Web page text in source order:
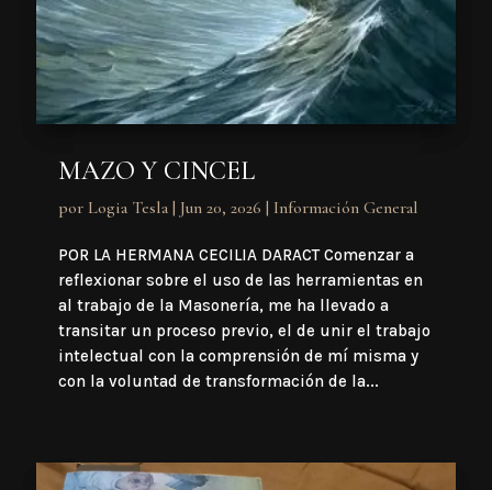
MAZO Y CINCEL
por Logia Tesla| Jun 20, 2026 | Información General
POR LA HERMANA CECILIA DARACT Comenzar a
reflexionar sobre el uso de las herramientas en
al trabajo de la Masonería, me ha llevado a
transitar un proceso previo, el de unir el trabajo
intelectual con la comprensión de mí misma y
con la voluntad de transformación de la...